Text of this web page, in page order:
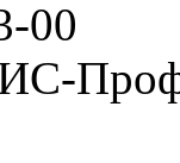
00